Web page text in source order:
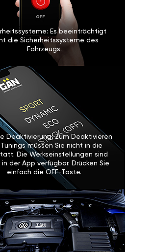
Es beeinträchtigt
die Sicherheitssysteme des
Fahrzeugs.
Deaktivierung: Zum Deaktivieren
müssen Sie nicht in die
Die Werkseinstellungen sind
der App verfügbar. Drücken Sie
einfach die OFF-Taste.